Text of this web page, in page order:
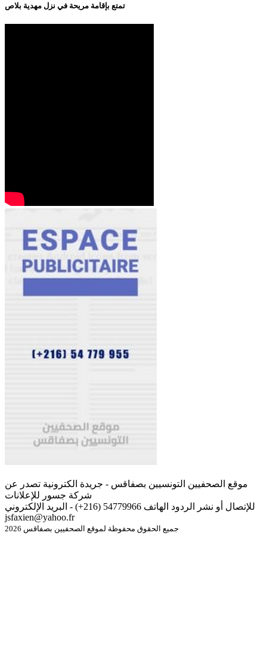
تمتع بإقامة مريحة في نزل مهدية بلاص
موقع الصحفيين التونسيين بصفاقس - جريدة الكترونية تصدر عن
شركة جسور للإعلانات
للإتصال أو نشر الردود الهاتف 54779966 (216+) - البريد الإلكتروني
jsfaxien@yahoo.fr
جميع الحقوق محفوظة لموقع الصحفيين بصفاقس 2026